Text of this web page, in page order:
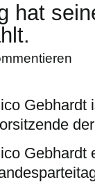
hat
Gebhardt
Gebhardt